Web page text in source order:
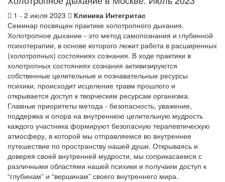
1 - 2 июля 2023
Клиника Интегритас
Семинар посвящен практике холотропного дыхания.
Холотропное дыхание - это метод самопознания и глубинной
психотерапии, в основе которого лежит работа в расширенных
(холотропных) состояниях сознания. В ходе практики в
холотропных состояниях сознания активизируются
собственные целительные и познавательные ресурсы
психики, происходит исцеление травм прошлого и
открывается доступ к творческим ресурсам организма.
Главные приоритеты метода - безопасность, уважение,
поддержка и опора на внутреннюю целительную мудрость
каждого участника формируют безопасную терапевтическую
атмосферу, в которой мы отправляемся во внутреннее
путешествие по пространству нашей души. Открываясь и
доверяя своей внутренней мудрости, мы соприкасаемся с
различными областями нашей психики и получаем доступ к
“глубинам” и “вершинам” своего внутреннего мира.